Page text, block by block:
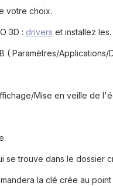
votre choix.
3D : drivers et installez les.
( Paramètres/
Mise en veille de
trouve dans le dossier
la clé crée au